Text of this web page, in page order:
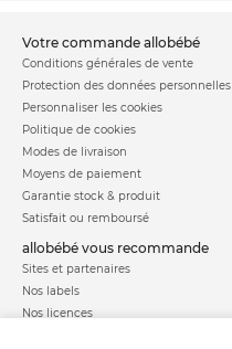
votre commande allobébé
Conditions générales de vente
Protection des données personnelles
Personnaliser les cookies
Politique de cookies
Modes de livraison
Moyens de paiement
Garantie stock & produit
Satisfait ou remboursé
allobébé vous recommande
Sites et partenaires
Nos labels
Nos licences